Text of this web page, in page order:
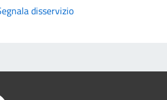
disservizio